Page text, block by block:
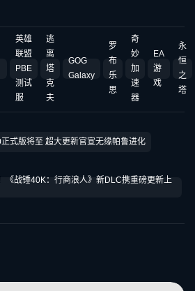
英雄
联盟
PBE
测试
服
逃
离
塔
克
夫
GOG
Galaxy
罗
布
乐
思
奇
妙
加
速
器
EA
游
戏
永
恒
之
塔
正式版将至 超大更新官宣无缘帕鲁进化
《战锤40K：行商浪人》新DLC携重磅更新上